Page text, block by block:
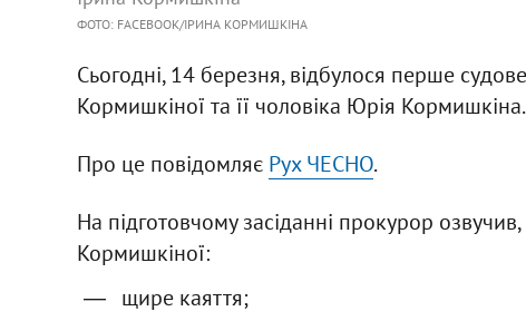
ФОТО: FACEBOOK/ІРИНА КОРМИШКІНА
Сьогодні, 14 березня, відбулося перше
Кормишкіної та її чоловіка Юрія Кормишкіна.
Про це повідомляє Рух ЧЕСНО.
На підготовчому засіданні прокурор
Кормишкіної:
щире каяття;